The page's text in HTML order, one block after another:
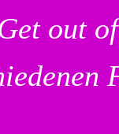
out